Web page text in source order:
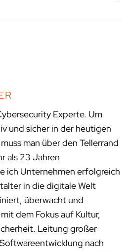
Experte. Um
und sicher in der heutigen
man über den Tellerrand
als 23 Jahren
ich Unternehmen erfolgreich
in die digitale Welt
überwacht und
dem Fokus auf Kultur,
Leitung großer
nach